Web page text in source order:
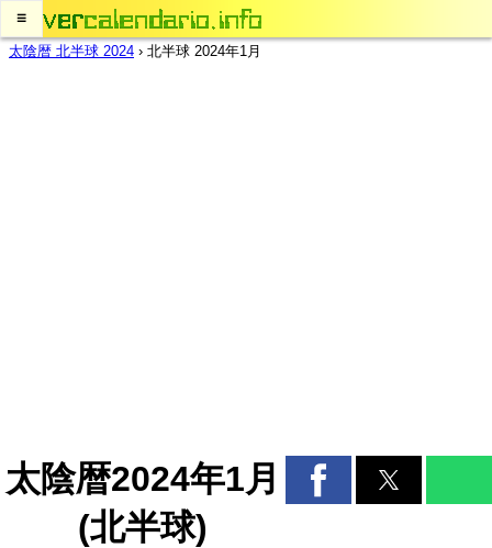
≡
太陰暦 北半球 2024 › 北半球 2024年1月
太陰暦2024年1月
(北半球)